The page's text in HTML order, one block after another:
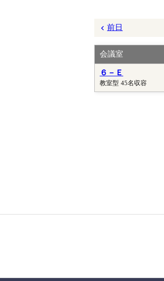
前日
会議室
６－Ｅ
教室型 45名収容